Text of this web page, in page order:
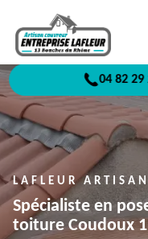
04 82 29
LAFLEUR
Spécialiste en
toiture Coudoux